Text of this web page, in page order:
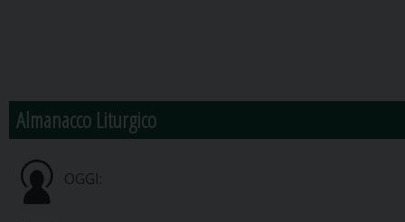
Almanacco Liturgico
OGGI: